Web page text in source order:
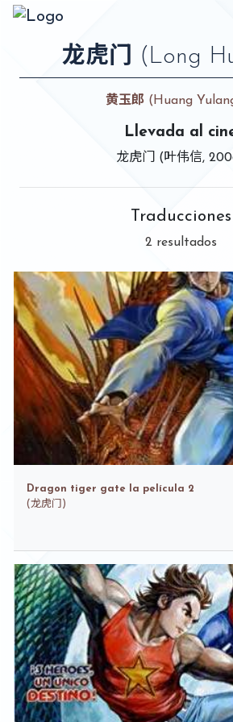
龙虎门 (Long
黄玉郎 (Huang
Llevada al
龙虎门 (叶伟信,
Traducciones
2 resultados
Dragon tiger gate la película 2
(龙虎门)